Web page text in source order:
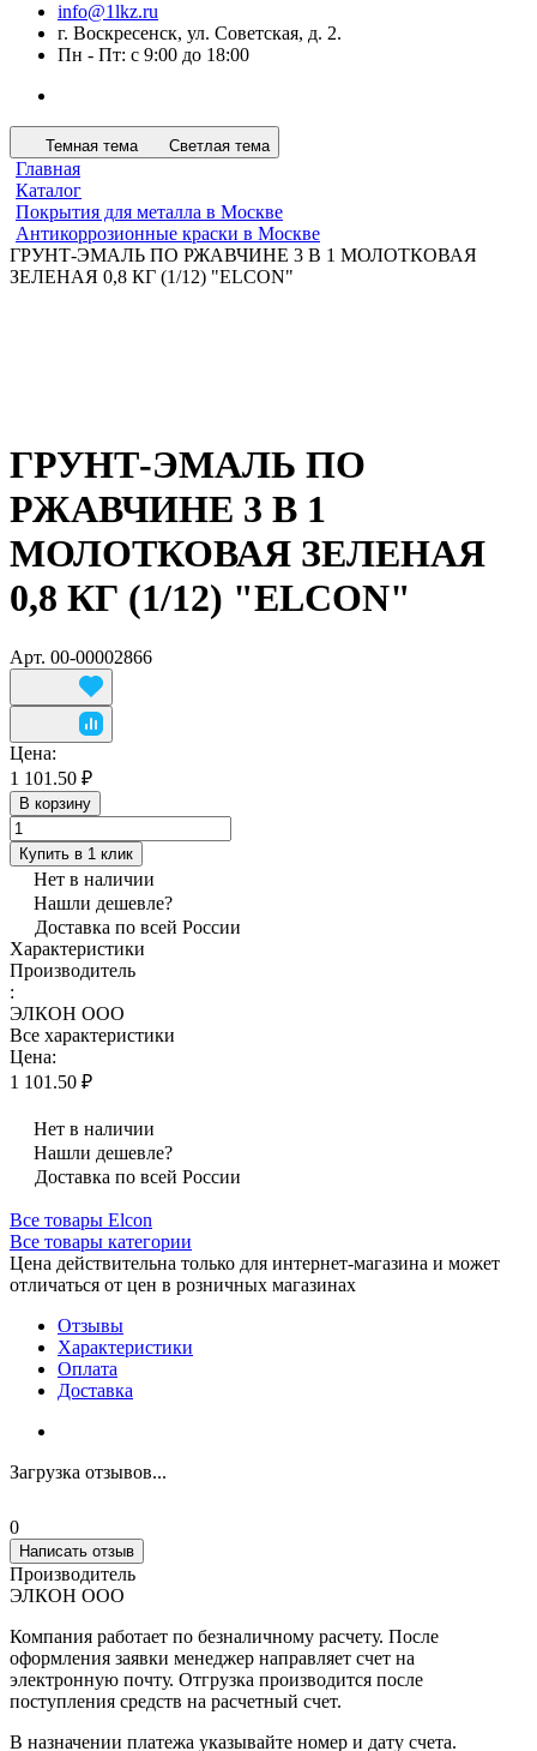
info@1lkz.ru
г. Воскресенск, ул. Советская, д. 2.
Пн - Пт: с 9:00 до 18:00
Темная тема Светлая тема
Главная
Каталог
Покрытия для металла в Москве
Антикоррозионные краски в Москве
ГРУНТ-ЭМАЛЬ ПО РЖАВЧИНЕ 3 В 1 МОЛОТКОВАЯ
ЗЕЛЕНАЯ 0,8 КГ (1/12) "ELCON"
ГРУНТ-ЭМАЛЬ ПО
РЖАВЧИНЕ 3 В 1
МОЛОТКОВАЯ ЗЕЛЕНАЯ
0,8 КГ (1/12) "ELCON"
Арт. 00-00002866
Цена:
1 101.50 ₽
В корзину
Купить в 1 клик
Нет в наличии
Нашли дешевле?
Доставка по всей России
Характеристики
Производитель
:
ЭЛКОН ООО
Все характеристики
Цена:
1 101.50 ₽
Нет в наличии
Нашли дешевле?
Доставка по всей России
Все товары Elcon
Все товары категории
Цена действительна только для интернет-магазина и может
отличаться от цен в розничных магазинах
Отзывы
Характеристики
Оплата
Доставка
Загрузка отзывов...
0
Написать отзыв
Производитель
ЭЛКОН ООО
Компания работает по безналичному расчету. После
оформления заявки менеджер направляет счет на
электронную почту. Отгрузка производится после
поступления средств на расчетный счет.
В назначении платежа указывайте номер и дату счета.